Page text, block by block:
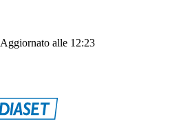
Aggiornato alle 12:23